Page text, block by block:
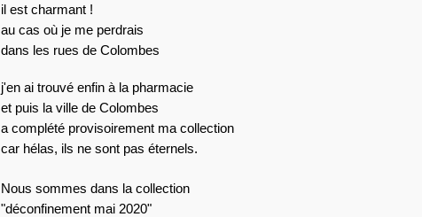
il est charmant !
au cas où je me perdrais
dans les rues de Colombes
j'en ai trouvé enfin à la pharmacie
et puis la ville de Colombes
a complété provisoirement ma collection
car hélas, ils ne sont pas éternels.
Nous sommes dans la collection
"déconfinement mai 2020"